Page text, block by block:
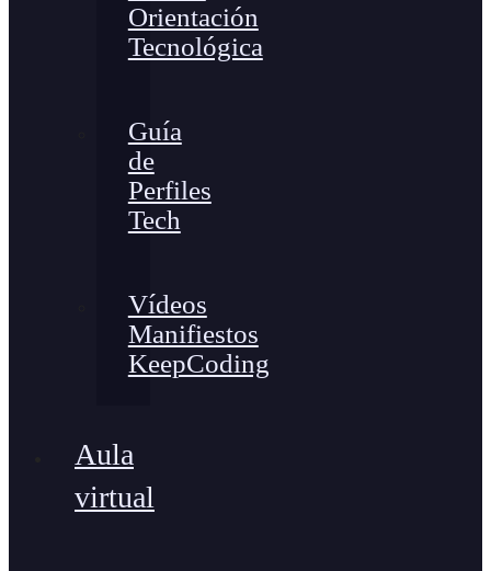
Orientación
Tecnológica
Guía
de
Perfiles
Tech
Vídeos
Manifiestos
KeepCoding
Aula
virtual